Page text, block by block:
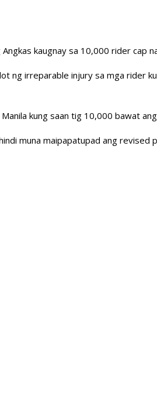
kaugnay sa 10,000 rider cap
ng irreparable injury sa mga rider
kung saan tig 10,000 bawat
muna maipapatupad ang revised